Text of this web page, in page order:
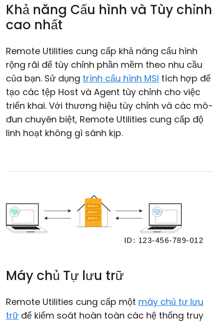
Khả năng Cấu hình và Tùy chỉnh
cao nhất
Remote Utilities cung cấp khả năng cấu hình
rộng rãi để tùy chỉnh phần mềm theo nhu cầu
của bạn. Sử dụng trình cấu hình MSI tích hợp để
tạo các tệp Host và Agent tùy chỉnh cho việc
triển khai. Với thương hiệu tùy chỉnh và các mô-
đun chuyên biệt, Remote Utilities cung cấp độ
linh hoạt không gì sánh kịp.
Máy chủ Tự lưu trữ
Remote Utilities cung cấp một máy chủ tự lưu
trữ để kiểm soát hoàn toàn các hệ thống truy